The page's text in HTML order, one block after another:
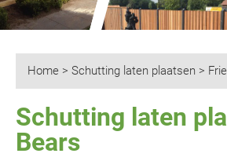
Home > Schutting laten plaatsen >
Schutting laten
Bears